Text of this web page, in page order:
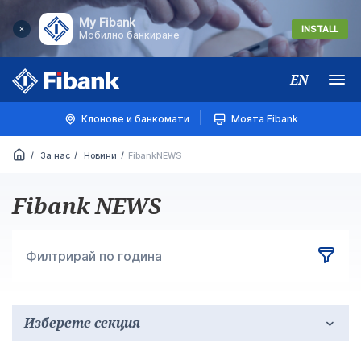
My Fibank
Мобилно банкиране
INSTALL
EN Меню
Клонове и банкомати Моята Fibank
За нас Новини FibankNEWS
Fibank NEWS
Филтрирай по година
Изберете секция